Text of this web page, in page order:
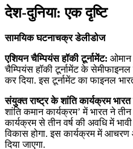
देश-दुनिया: एक दृष्टि
सामयिक घटनाचक्र डेलीडोज
एशियन चैम्पियंस हॉकी टूर्नामेंट: ओमान
चैम्पियंस हॉकी टूर्नामेंट के
कर दिया. इस टूर्नामेंट का फाइनल
संयुक्त राष्‍ट्र के शांति कार्यक्रम भारत
शांति कमान कार्यक्रम’ में भारत ने
कार्यक्रम से तीन वर्ष की अवधि में
विकास होगा. इस कार्यक्रम में
दिया जाएगा.